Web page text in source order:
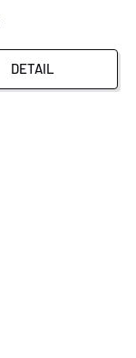
DETAIL